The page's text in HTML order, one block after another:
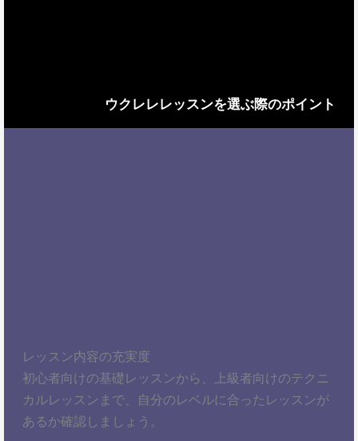
ウクレレレッスンを選ぶ際のポイント
レッスン内容の充実度
初心者向けの基礎レッスンから、上級者向けのテクニ
カルレッスンまで、自分のレベルに合ったレッスンが
あるか確認しましょう。